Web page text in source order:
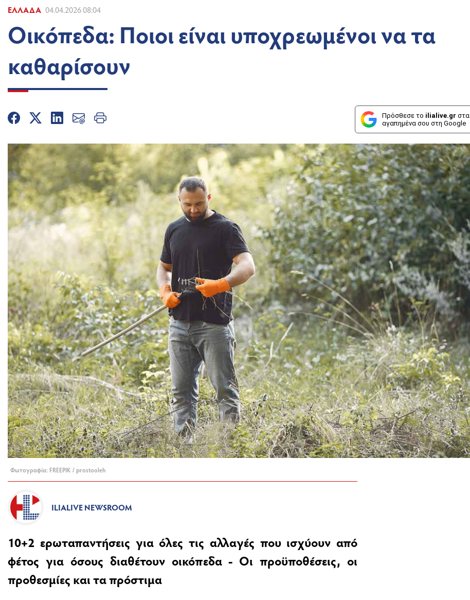
ΕΛΛΆΔΑ 04.04.2026 08:04
Οικόπεδα: Ποιοι είναι υποχρεωμένοι να τα
καθαρίσουν
Πρόσθεσε το ilialive.gr στα
αγαπημένα σου στη Google
Φωτογραφία: FREEPIK / prostooleh
ILIALIVE NEWSROOM
10+2 ερωταπαντήσεις για όλες τις αλλαγές που ισχύουν από
φέτος για όσους διαθέτουν οικόπεδα - Οι προϋποθέσεις, οι
προθεσμίες και τα πρόστιμα